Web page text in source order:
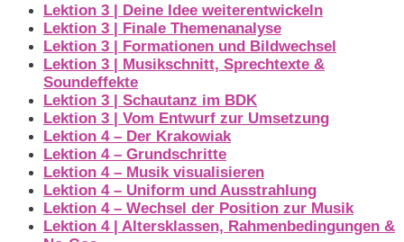
Lektion 3 | Deine Idee weiterentwickeln
Lektion 3 | Finale Themenanalyse
Lektion 3 | Formationen und Bildwechsel
Lektion 3 | Musikschnitt, Sprechtexte &
Soundeffekte
Lektion 3 | Schautanz im BDK
Lektion 3 | Vom Entwurf zur Umsetzung
Lektion 4 – Der Krakowiak
Lektion 4 – Grundschritte
Lektion 4 – Musik visualisieren
Lektion 4 – Uniform und Ausstrahlung
Lektion 4 – Wechsel der Position zur Musik
Lektion 4 | Altersklassen, Rahmenbedingungen &